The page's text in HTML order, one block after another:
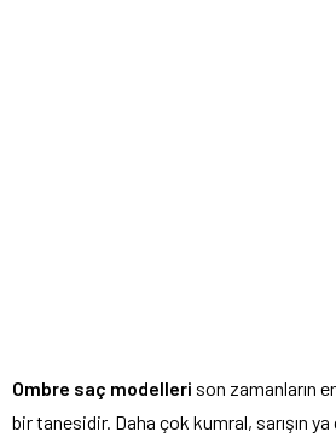
Ombre saç modelleri son zamanların
bir tanesidir. Daha çok kumral, sarışın